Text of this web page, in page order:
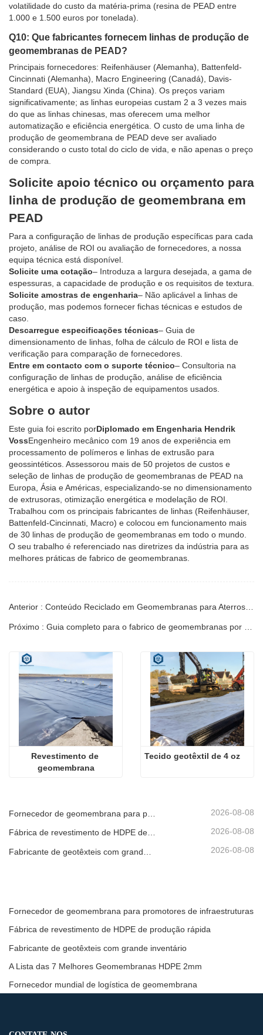
volatilidade do custo da matéria-prima (resina de PEAD entre
1.000 e 1.500 euros por tonelada).
Q10: Que fabricantes fornecem linhas de produção de
geomembranas de PEAD?
Principais fornecedores: Reifenhäuser (Alemanha), Battenfeld-
Cincinnati (Alemanha), Macro Engineering (Canadá), Davis-
Standard (EUA), Jiangsu Xinda (China). Os preços variam
significativamente; as linhas europeias custam 2 a 3 vezes mais
do que as linhas chinesas, mas oferecem uma melhor
automatização e eficiência energética. O custo de uma linha de
produção de geomembrana de PEAD deve ser avaliado
considerando o custo total do ciclo de vida, e não apenas o preço
de compra.
Solicite apoio técnico ou orçamento para
linha de produção de geomembrana em
PEAD
Para a configuração de linhas de produção específicas para cada
projeto, análise de ROI ou avaliação de fornecedores, a nossa
equipa técnica está disponível.
Solicite uma cotação– Introduza a largura desejada, a gama de
espessuras, a capacidade de produção e os requisitos de textura.
Solicite amostras de engenharia– Não aplicável a linhas de
produção, mas podemos fornecer fichas técnicas e estudos de
caso.
Descarregue especificações técnicas– Guia de
dimensionamento de linhas, folha de cálculo de ROI e lista de
verificação para comparação de fornecedores.
Entre em contacto com o suporte técnico– Consultoria na
configuração de linhas de produção, análise de eficiência
energética e apoio à inspeção de equipamentos usados.
Sobre o autor
Este guia foi escrito porDiplomado em Engenharia Hendrik
VossEngenheiro mecânico com 19 anos de experiência em
processamento de polímeros e linhas de extrusão para
geossintéticos. Assessorou mais de 50 projetos de custos e
seleção de linhas de produção de geomembranas de PEAD na
Europa, Ásia e Américas, especializando-se no dimensionamento
de extrusoras, otimização energética e modelação de ROI.
Trabalhou com os principais fabricantes de linhas (Reifenhäuser,
Battenfeld-Cincinnati, Macro) e colocou em funcionamento mais
de 30 linhas de produção de geomembranas em todo o mundo.
O seu trabalho é referenciado nas diretrizes da indústria para as
melhores práticas de fabrico de geomembranas.
Revestimento de
geomembrana
Tecido geotêxtil de 4 oz
2026-08-08
Fábrica de revestimento de HDPE de produção rápida 2026-08-08
2026-08-08
Fornecedor de geomembrana para promotores de infraestruturas
Fábrica de revestimento de HDPE de produção rápida
Fabricante de geotêxteis com grande inventário
A Lista das 7 Melhores Geomembranas HDPE 2mm
Fornecedor mundial de logística de geomembrana